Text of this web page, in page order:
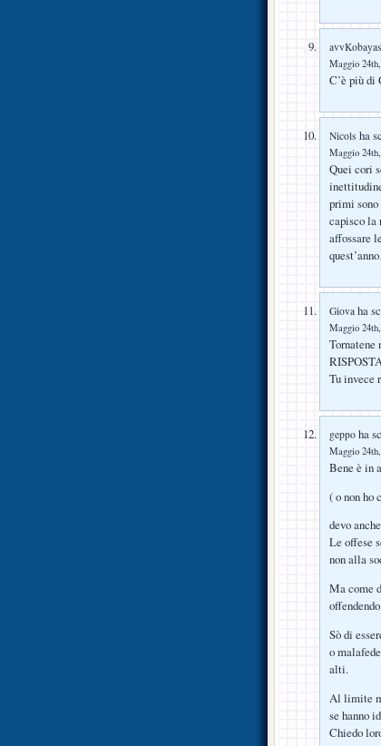
Maggio
C’è più di
Nicols ha
Maggio
Quei cori
primi
capisco la
affossare
Giova ha
Maggio
Tornatene
Tu invece
geppo ha
Maggio
Bene è in
( o non
devo
Le offese
non alla
Ma come
Sò di
o
alti.
Al limite
se hanno
Chiedo